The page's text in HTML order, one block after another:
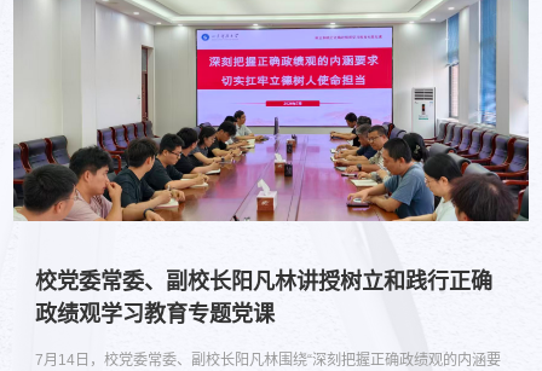
校党委常委、副校长阳凡林讲授树立和践行正确
政绩观学习教育专题党课
7月14日，校党委常委、副校长阳凡林围绕“深刻把握正确政绩观的内涵要